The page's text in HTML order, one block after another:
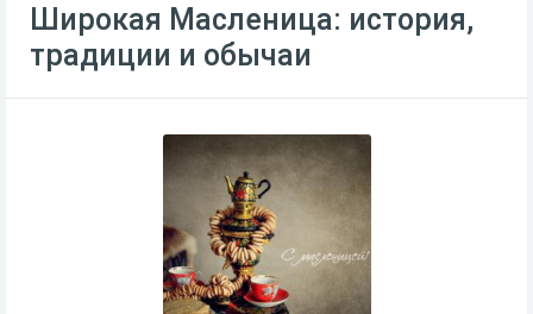
Широкая Масленица: история,
традиции и обычаи